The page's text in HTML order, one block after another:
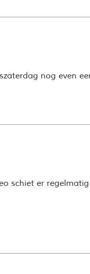
nog even
schiet er